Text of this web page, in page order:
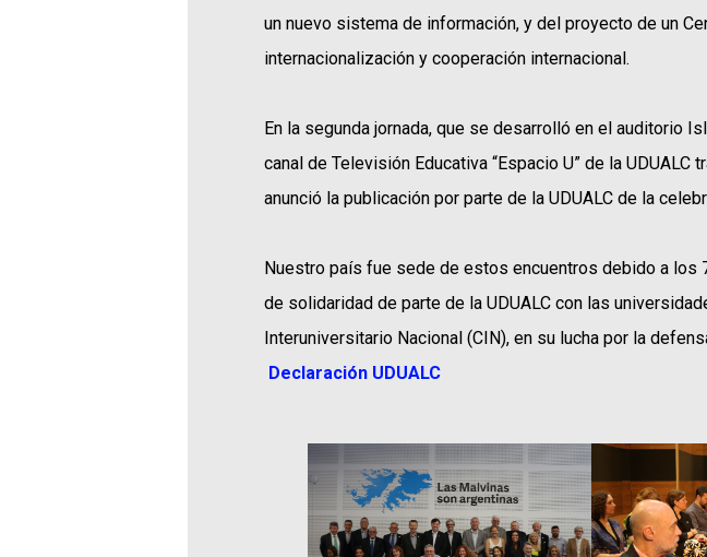
un nuevo sistema de información, y del proyecto de un
internacionalización y cooperación internacional.
En la segunda jornada, que se desarrolló en el auditorio
canal de Televisión Educativa “Espacio U” de la
anunció la publicación por parte de la UDUALC de la
Nuestro país fue sede de estos encuentros debido a los
de solidaridad de parte de la UDUALC con las
Interuniversitario Nacional (CIN), en su lucha por la
Declaración UDUALC